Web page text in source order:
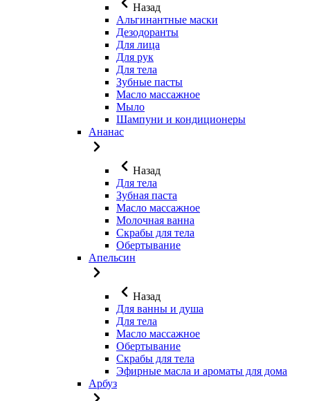
Назад
Альгинантные маски
Дезодоранты
Для лица
Для рук
Для тела
Зубные пасты
Масло массажное
Мыло
Шампуни и кондиционеры
Ананас
Назад
Для тела
Зубная паста
Масло массажное
Молочная ванна
Скрабы для тела
Обертывание
Апельсин
Назад
Для ванны и душа
Для тела
Масло массажное
Обертывание
Скрабы для тела
Эфирные масла и ароматы для дома
Арбуз